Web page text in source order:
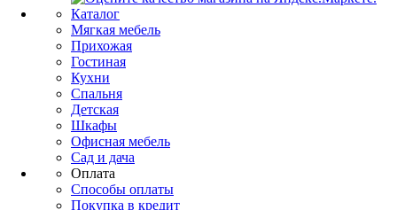
Каталог
Мягкая мебель
Прихожая
Гостиная
Кухни
Спальня
Детская
Шкафы
Офисная мебель
Сад и дача
Оплата
Способы оплаты
Покупка в кредит